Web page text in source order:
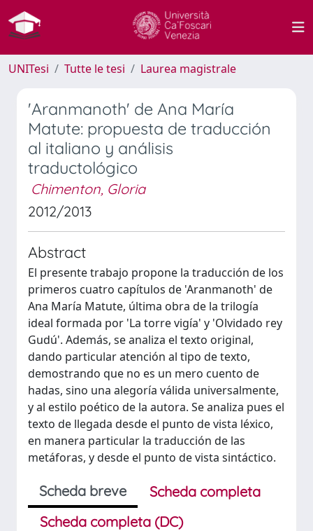
UNITesi Tutte le tesi Laurea magistrale
'Aranmanoth' de Ana María
Matute: propuesta de traducción
al italiano y análisis
traductológico
Chimenton, Gloria
2012/2013
Abstract
El presente trabajo propone la traducción de los
primeros cuatro capítulos de 'Aranmanoth' de
Ana María Matute, última obra de la trilogía
ideal formada por 'La torre vigía' y 'Olvidado rey
Gudú'. Además, se analiza el texto original,
dando particular atención al tipo de texto,
demostrando que no es un mero cuento de
hadas, sino una alegoría válida universalmente,
y al estilo poético de la autora. Se analiza pues el
texto de llegada desde el punto de vista léxico,
en manera particular la traducción de las
metáforas, y desde el punto de vista sintáctico.
Scheda breve
Scheda completa
Scheda completa (DC)